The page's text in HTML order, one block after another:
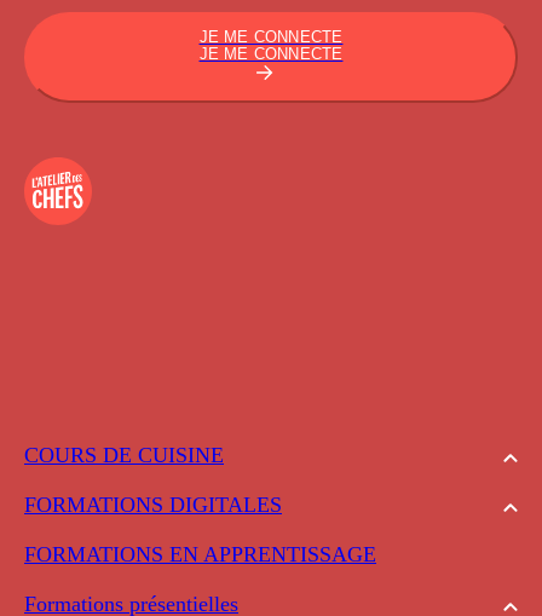
COURS DE CUISINE
FORMATIONS DIGITALES
FORMATIONS EN APPRENTISSAGE
Formations présentielles
JE ME CONNECTE
JE ME CONNECTE